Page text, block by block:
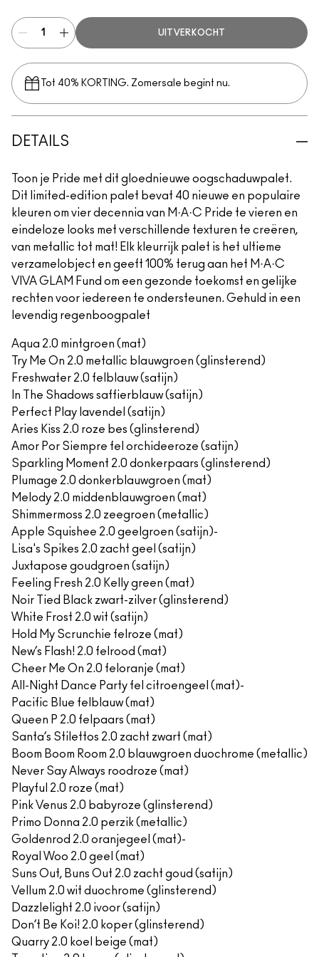
UITVERKOCHT
Tot 40% KORTING. Zomersale begint nu.
DETAILS
Toon je Pride met dit gloednieuwe oogschaduwpalet.
Dit limited-edition palet bevat 40 nieuwe en populaire
kleuren om vier decennia van M·A·C Pride te vieren en
eindeloze looks met verschillende texturen te creëren,
van metallic tot mat! Elk kleurrijk palet is het ultieme
verzamelobject en geeft 100% terug aan het M·A·C
VIVA GLAM Fund om een gezonde toekomst en gelijke
rechten voor iedereen te ondersteunen. Gehuld in een
levendig regenboogpalet
Aqua 2.0 mintgroen (mat)
Try Me On 2.0 metallic blauwgroen (glinsterend)
Freshwater 2.0 felblauw (satijn)
In The Shadows saffierblauw (satijn)
Perfect Play lavendel (satijn)
Aries Kiss 2.0 roze bes (glinsterend)
Amor Por Siempre fel orchideeroze (satijn)
Sparkling Moment 2.0 donkerpaars (glinsterend)
Plumage 2.0 donkerblauwgroen (mat)
Melody 2.0 middenblauwgroen (mat)
Shimmermoss 2.0 zeegroen (metallic)
Apple Squishee 2.0 geelgroen (satijn)-
Lisa's Spikes 2.0 zacht geel (satijn)
Juxtapose goudgroen (satijn)
Feeling Fresh 2.0 Kelly green (mat)
Noir Tied Black zwart-zilver (glinsterend)
White Frost 2.0 wit (satijn)
Hold My Scrunchie felroze (mat)
New’s Flash! 2.0 felrood (mat)
Cheer Me On 2.0 feloranje (mat)
All-Night Dance Party fel citroengeel (mat)-
Pacific Blue felblauw (mat)
Queen P 2.0 felpaars (mat)
Santa’s Stilettos 2.0 zacht zwart (mat)
Boom Boom Room 2.0 blauwgroen duochrome (metallic)
Never Say Always roodroze (mat)
Playful 2.0 roze (mat)
Pink Venus 2.0 babyroze (glinsterend)
Primo Donna 2.0 perzik (metallic)
Goldenrod 2.0 oranjegeel (mat)-
Royal Woo 2.0 geel (mat)
Suns Out, Buns Out 2.0 zacht goud (satijn)
Vellum 2.0 wit duochrome (glinsterend)
Dazzlelight 2.0 ivoor (satijn)
Don’t Be Koi! 2.0 koper (glinsterend)
Quarry 2.0 koel beige (mat)